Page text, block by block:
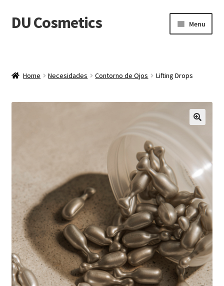
Skip
to
Skip
to
DU Cosmetics Menu
Productos
Blog
Carrito
Home Necesidades Contorno de Ojos Lifting Drops